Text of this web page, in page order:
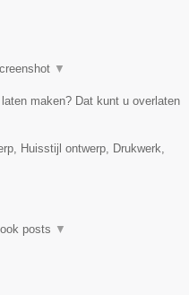
▼
maken? Dat kunt u overlaten
Huisstijl ontwerp, Drukwerk,
posts ▼